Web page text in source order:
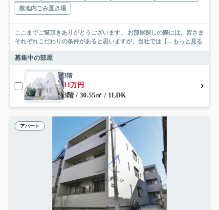
敷地内ごみ置き場
ここまでご覧頂きありがとうございます。 お部屋探しの際には、皆さま
それぞれこだわりの条件があると思いますが、当社では【... もっと見る
募集中の部屋
3階
11万円
3階 / 30.55㎡ / 1LDK
アパート